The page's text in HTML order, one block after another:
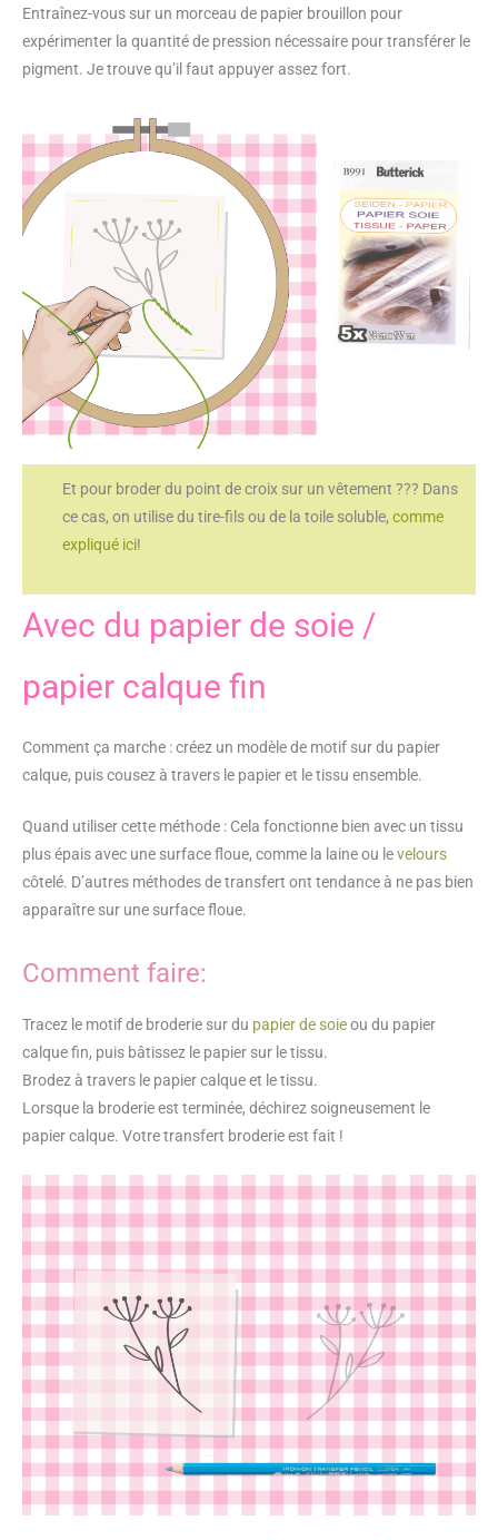
Entraînez-vous sur un morceau de papier brouillon pour
expérimenter la quantité de pression nécessaire pour transférer le
pigment. Je trouve qu’il faut appuyer assez fort.
Et pour broder du point de croix sur un vêtement ??? Dans
ce cas, on utilise du tire-fils ou de la toile soluble, comme
expliqué ici!
Avec du papier de soie /
papier calque fin
Comment ça marche : créez un modèle de motif sur du papier
calque, puis cousez à travers le papier et le tissu ensemble.
Quand utiliser cette méthode : Cela fonctionne bien avec un tissu
plus épais avec une surface floue, comme la laine ou levelours
côtelé. D’autres méthodes de transfert ont tendance à ne pas bien
apparaître sur une surface floue.
Comment faire:
Tracez le motif de broderie sur du papier de soieou du papier
calque fin, puis bâtissez le papier sur le tissu.
Brodez à travers le papier calque et le tissu.
Lorsque la broderie est terminée, déchirez soigneusement le
papier calque. Votre transfert broderie est fait !